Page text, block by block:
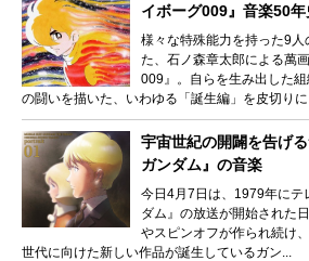
イボーグ009』音楽50年
様々な特殊能力を持った9
た、石ノ森章太郎による萬
009』。自らを生み出した
の闘いを描いた、いわゆる「誕生編」を皮切り
宇宙世紀の開闢を告げ
ガンダム』の音楽
今日4月7日は、1979年にテ
ダム』の放送が開始された
やスピンオフが作られ続け
世代に向けた新しい作品が誕生しているガン...